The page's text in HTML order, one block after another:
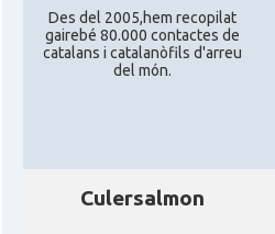
Casal
Casal
Delegació del
Des del 2005,hem recopilat
gairebé 80.000 contactes de
catalans i catalanòfils d'arreu
del món.
Culersalmon